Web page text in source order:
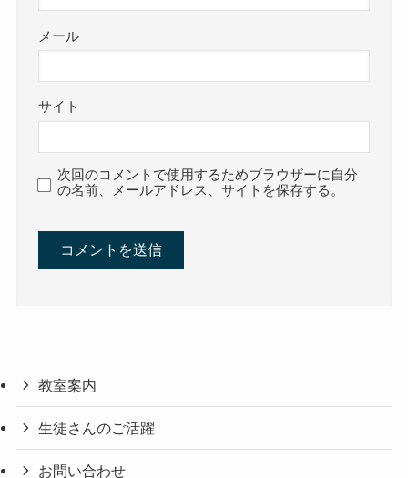
メール
サイト
次回のコメントで使用するためブラウザーに自分
の名前、メールアドレス、サイトを保存する。
教室案内
生徒さんのご活躍
お問い合わせ